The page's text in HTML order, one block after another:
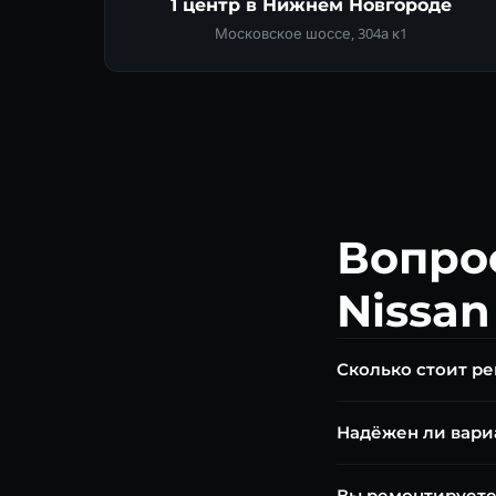
1 центр в Нижнем Новгороде
Московское шоссе, 304а к1
Сколько стоит
замена ремня от 40
Надёжен ли